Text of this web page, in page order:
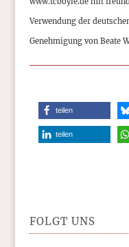
Verwendung der
Genehmigung von Beate
teilen
teilen
FOLGT UNS